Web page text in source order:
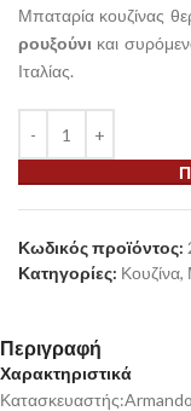
Μπαταρία κουζίνας
ρουξούνι και
Ιταλίας.
Κωδικός προϊόντος:
Κατηγορίες: Κουζίνα,
Περιγραφή
Χαρακτηριστικά